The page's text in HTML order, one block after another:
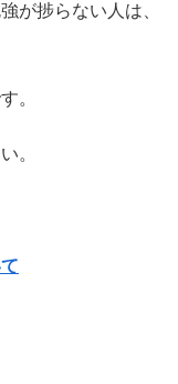
が捗らない人は、
。
。